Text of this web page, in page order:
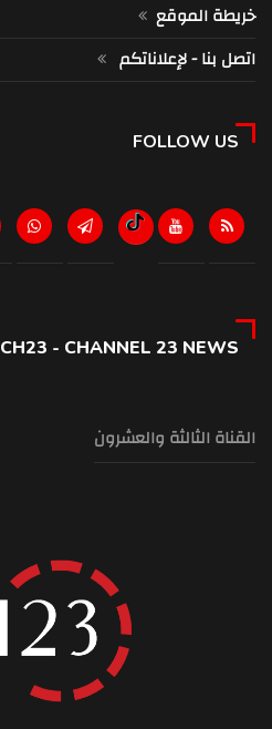
خريطة الموقع
اتصل بنا - لإعلاناتكم
FOLLOW US
CH23 - CHANNEL 23 NEWS
القناة الثالثة والعشرون